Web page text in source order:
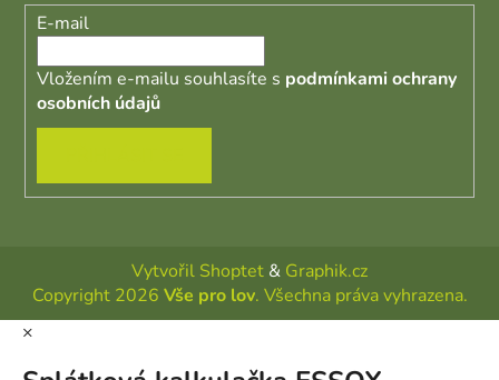
E-mail
Vložením e-mailu souhlasíte s podmínkami ochrany
osobních údajů
Vytvořil Shoptet & Graphik.cz
Copyright 2026 Vše pro lov. Všechna práva vyhrazena.
×